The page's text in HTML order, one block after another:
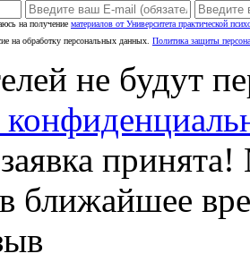
на получение материалов от Университета практической
на обработку персональных данных. Политика защиты
не будут
ближайшее